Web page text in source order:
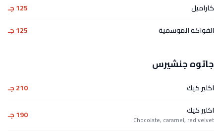
كاراميل
125 جـ
الفواكه الموسمية
125 جـ
جاتوه جنشيرس
اكلير كيك
210 جـ
اكلير كيك
Chocolate, caramel, red velvet 190 جـ